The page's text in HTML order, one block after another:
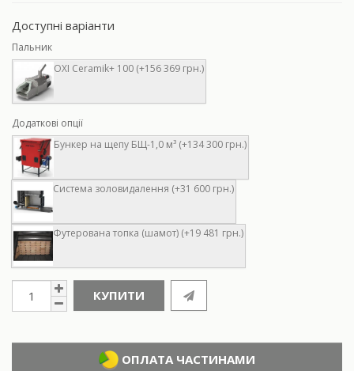
Доступні варіанти
Пальник
OXI Ceramik+ 100 (+156 369 грн.)
Додаткові опції
Бункер на щепу БЩ-1,0 м³ (+134 300 грн.)
Система золовидалення (+31 600 грн.)
Футерована топка (шамот) (+19 481 грн.)
КУПИТИ
ОПЛАТА ЧАСТИНАМИ